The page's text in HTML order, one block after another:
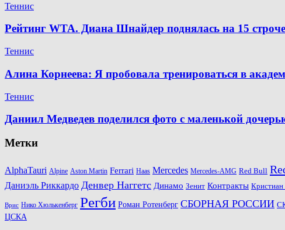
Теннис
Рейтинг WTA. Диана Шнайдер поднялась на 15
Теннис
Алина Корнеева: Я пробовала тренироваться в
Теннис
Даниил Медведев поделился фото с маленькой
Метки
AlphaTauri Alpine Aston Martin Ferrari Haas Mercedes Mercedes-AMG Red Bull
Даниэль Риккардо Денвер Наггетс Динамо Зенит Контракты Кристиан
Врис Нико Хюлькенберг Регби Роман Ротенберг СБОРНАЯ РОССИИ
ЦСКА